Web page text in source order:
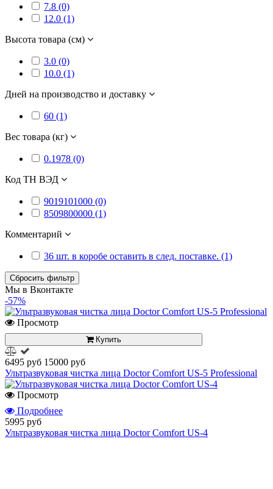
7.8 (0)
12.0 (1)
Высота товара (см)
3.0 (0)
10.0 (1)
Дней на производство и доставку
60 (1)
Вес товара (кг)
0.1978 (0)
Код ТН ВЭД
9019101000 (0)
8509800000 (1)
Комментарий
36 шт. в коробе оставить в след. поставке. (1)
Сбросить фильтр
Мы в Вконтакте
-57%
Просмотр
Купить
6495 руб 15000 руб
Ультразвуковая чистка лица Doctor Comfort US-5 Professional
Просмотр
Подробнее
5995 руб
Ультразвуковая чистка лица Doctor Comfort US-4